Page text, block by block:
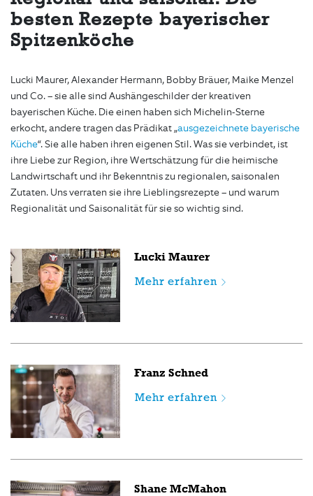
besten Rezepte bayerischer
Spitzenköche
Lucki Maurer, Alexander Hermann, Bobby Bräuer, Maike Menzel
und Co. – sie alle sind Aushängeschilder der kreativen
bayerischen Küche. Die einen haben sich Michelin-Sterne
erkocht, andere tragen das Prädikat „ausgezeichnete bayerische
Küche“. Sie alle haben ihren eigenen Stil. Was sie verbindet, ist
ihre Liebe zur Region, ihre Wertschätzung für die heimische
Landwirtschaft und ihr Bekenntnis zu regionalen, saisonalen
Zutaten. Uns verraten sie ihre Lieblingsrezepte – und warum
Regionalität und Saisonalität für sie so wichtig sind.
Lucki Maurer
Mehr erfahren
Franz Schned
Mehr erfahren
Shane McMahon